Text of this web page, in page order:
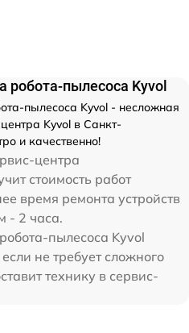
робота-пылесоса Kyvol
пылесоса Kyvol - несложная
Kyvol в Санкт-
и качественно!
центра
стоимость работ
время ремонта устройств
- 2 часа.
пылесоса Kyvol
не требует сложного
технику в сервис-